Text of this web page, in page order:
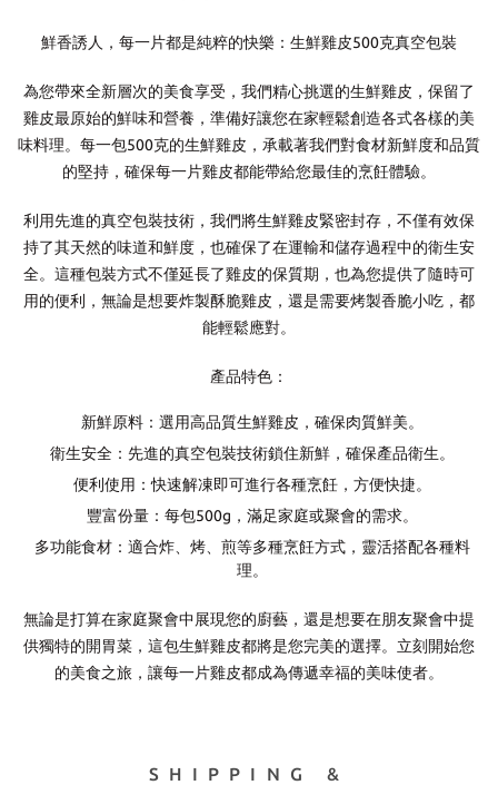
鮮香誘人，每一片都是純粹的快樂：生鮮雞皮500克真空包裝
為您帶來全新層次的美食享受，我們精心挑選的生鮮雞皮，保留了
雞皮最原始的鮮味和營養，準備好讓您在家輕鬆創造各式各樣的美
味料理。每一包500克的生鮮雞皮，承載著我們對食材新鮮度和品質
的堅持，確保每一片雞皮都能帶給您最佳的烹飪體驗。
利用先進的真空包裝技術，我們將生鮮雞皮緊密封存，不僅有效保
持了其天然的味道和鮮度，也確保了在運輸和儲存過程中的衛生安
全。這種包裝方式不僅延長了雞皮的保質期，也為您提供了隨時可
用的便利，無論是想要炸製酥脆雞皮，還是需要烤製香脆小吃，都
能輕鬆應對。
產品特色：
新鮮原料：選用高品質生鮮雞皮，確保肉質鮮美。
衛生安全：先進的真空包裝技術鎖住新鮮，確保產品衛生。
便利使用 ：快速解凍即可進行各種烹飪，方便快捷。
豐富份量：每包500g，滿足家庭或聚會的需求。
多功能食材：適合炸、烤、煎等多種烹飪方式，靈活搭配各種料
理。
無論是打算在家庭聚會中展現您的廚藝，還是想要在朋友聚會中提
供獨特的開胃菜，這包生鮮雞皮都將是您完美的選擇。立刻開始您
的美食之旅，讓每一片雞皮都成為傳遞幸福的美味使者。
SHIPPING &